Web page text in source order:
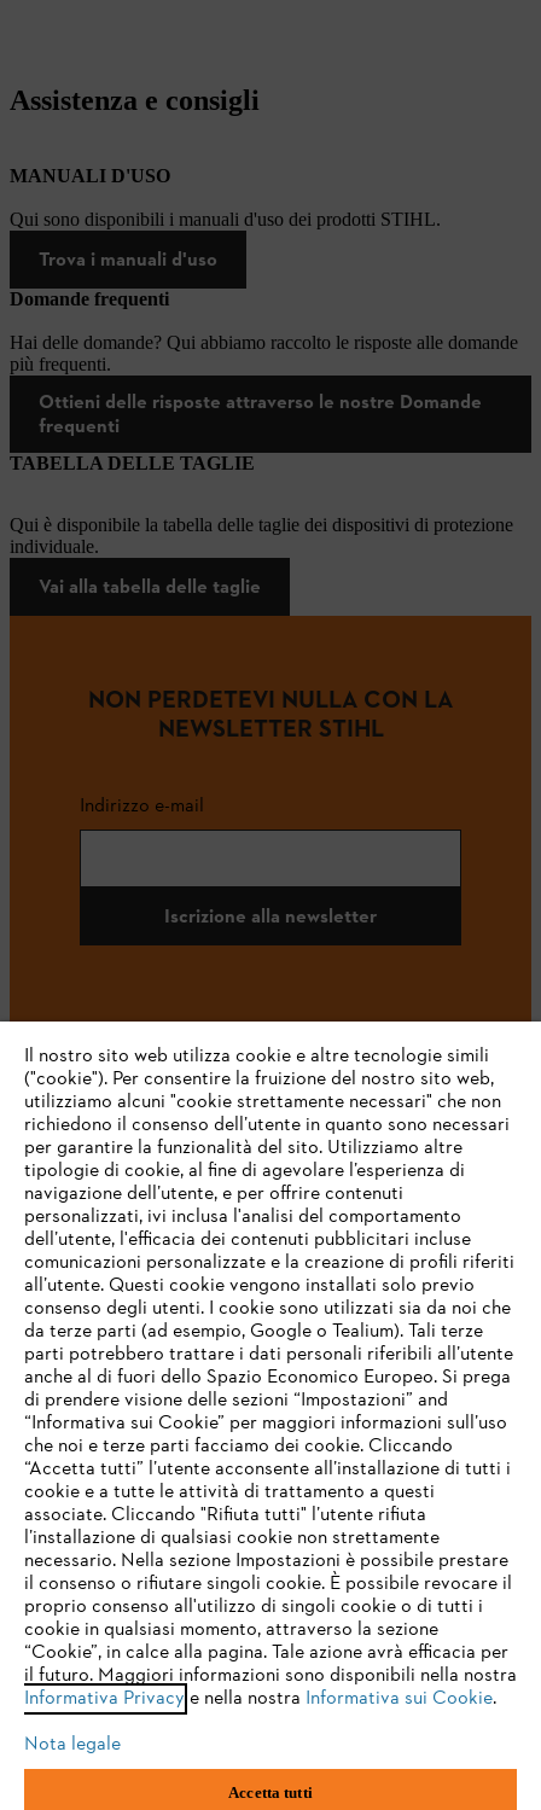
Assistenza e consigli
MANUALI D'USO
Qui sono disponibili i manuali d'uso dei prodotti STIHL.
Trova i manuali d'uso
Domande frequenti
Hai delle domande? Qui abbiamo raccolto le risposte alle domande
più frequenti.
Ottieni delle risposte attraverso le nostre Domande
frequenti
TABELLA DELLE TAGLIE
Qui è disponibile la tabella delle taglie dei dispositivi di protezione
individuale.
Vai alla tabella delle taglie
NON PERDETEVI NULLA CON LA
NEWSLETTER STIHL
Indirizzo e-mail
Iscrizione alla newsletter
#STIHL
L’azienda
STIHL FAQ
Service
Termini e condizioni generali Privacy policy
Note legali Cookies Informazioni legali
Andreas STIHL S.p.A. - Viale delle Industrie, 15
20040 Cambiago (MI)
Email:info@stihl.it
Numero di partita IVA: 09883420151.
IHR BROWSER WIRD NICHT
UNTERSTÜTZT
Sie nutzen einen Browser, den wir noch nicht unterstützen. Für
eine optimale Nutzung unserer Seite empfehlen wir Ihnen, zu
einem der folgenden Browser zu wechseln:
firefox chrome
safari edge
Il nostro sito web utilizza cookie e altre tecnologie simili
("cookie"). Per consentire la fruizione del nostro sito web,
utilizziamo alcuni "cookie strettamente necessari" che non
richiedono il consenso dell’utente in quanto sono necessari
per garantire la funzionalità del sito. Utilizziamo altre
tipologie di cookie, al fine di agevolare l’esperienza di
navigazione dell’utente, e per offrire contenuti
personalizzati, ivi inclusa l'analisi del comportamento
dell’utente, l'efficacia dei contenuti pubblicitari incluse
comunicazioni personalizzate e la creazione di profili riferiti
all’utente. Questi cookie vengono installati solo previo
consenso degli utenti. I cookie sono utilizzati sia da noi che
da terze parti (ad esempio, Google o Tealium). Tali terze
parti potrebbero trattare i dati personali riferibili all’utente
anche al di fuori dello Spazio Economico Europeo. Si prega
di prendere visione delle sezioni “Impostazioni” and
“Informativa sui Cookie” per maggiori informazioni sull’uso
che noi e terze parti facciamo dei cookie. Cliccando
“Accetta tutti” l’utente acconsente all’installazione di tutti i
cookie e a tutte le attività di trattamento a questi
associate. Cliccando "Rifiuta tutti" l’utente rifiuta
l’installazione di qualsiasi cookie non strettamente
necessario. Nella sezione Impostazioni è possibile prestare
il consenso o rifiutare singoli cookie. È possibile revocare il
proprio consenso all'utilizzo di singoli cookie o di tutti i
cookie in qualsiasi momento, attraverso la sezione
“Cookie”, in calce alla pagina. Tale azione avrà efficacia per
il futuro. Maggiori informazioni sono disponibili nella nostra
Informativa Privacy e nella nostra Informativa sui Cookie.
Nota legale
Accetta tutti